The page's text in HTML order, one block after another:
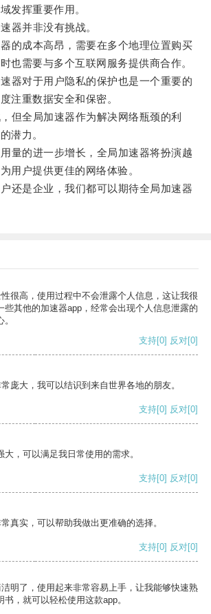
发挥重要作用。
并非没有挑战。
成本高昂，需要在多个地理位置购买
也需要与多个互联网服务提供商合作。
对于用户隐私的保护也是一个重要的
注重数据安全和保密。
全局加速器作为解决网络瓶颈的利
潜力。
的进一步增长，全局加速器将扮演越
用户提供更佳的网络体验。
是企业，我们都可以期待全局加速器
很高，使用过程中不会泄露个人信息，这让我很
些其他的加速器app，经常会出现个人信息泄露的
支持[0] 反对[0]
庞大，我可以结识到来自世界各地的朋友。
支持[0] 反对[0]
，可以满足我日常使用的需求。
支持[0] 反对[0]
真实，可以帮助我做出更准确的选择。
支持[0] 反对[0]
明了，使用起来非常容易上手，让我能够快速熟
，就可以轻松使用这款app。